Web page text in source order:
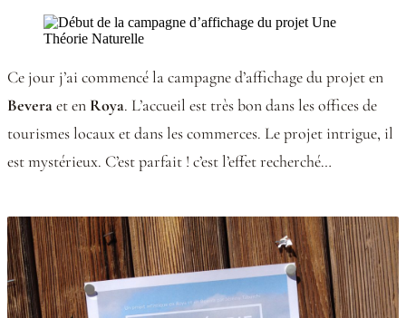
Ce jour j’ai commencé la campagne d’affichage du projet en
Beveraet en Roya. L’accueil est très bon dans les offices de
tourismes locaux et dans les commerces. Le projet intrigue, il
est mystérieux. C’est parfait ! c’est l’effet recherché…